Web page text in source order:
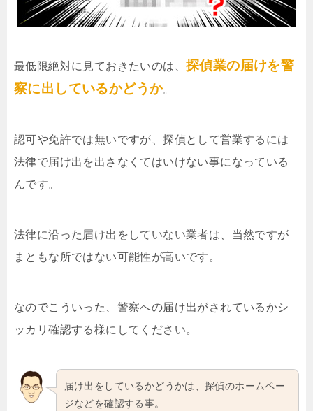
最低限絶対に見ておきたいのは、 探偵業の届けを警
察に出しているかどうか。
認可や免許では無いですが、探偵として営業するには
法律で届け出を出さなくてはいけない事になっている
んです。
法律に沿った届け出をしていない業者は、当然ですが
まともな所ではない可能性が高いです。
なのでこういった、警察への届け出がされているかシ
ッカリ確認する様にしてください。
届け出をしているかどうかは、探偵のホームペー
ジなどを確認する事。